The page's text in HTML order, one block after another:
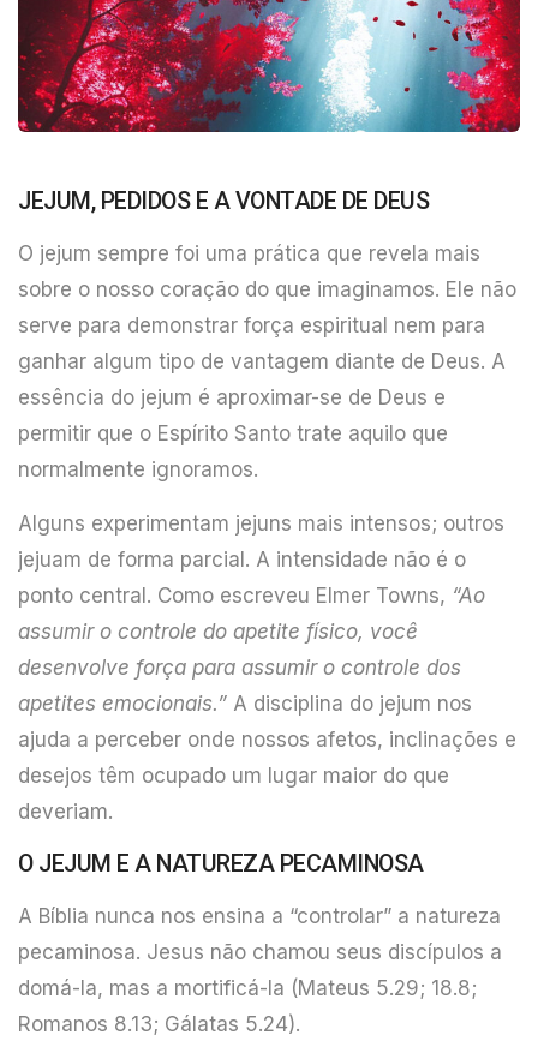
JEJUM, PEDIDOS E A VONTADE DE DEUS
O jejum sempre foi uma prática que revela mais
sobre o nosso coração do que imaginamos. Ele não
serve para demonstrar força espiritual nem para
ganhar algum tipo de vantagem diante de Deus. A
essência do jejum é aproximar-se de Deus e
permitir que o Espírito Santo trate aquilo que
normalmente ignoramos.
Alguns experimentam jejuns mais intensos; outros
jejuam de forma parcial. A intensidade não é o
ponto central. Como escreveu Elmer Towns, “Ao
assumir o controle do apetite físico, você
desenvolve força para assumir o controle dos
apetites emocionais.” A disciplina do jejum nos
ajuda a perceber onde nossos afetos, inclinações e
desejos têm ocupado um lugar maior do que
deveriam.
O JEJUM E A NATUREZA PECAMINOSA
A Bíblia nunca nos ensina a “controlar” a natureza
pecaminosa. Jesus não chamou seus discípulos a
domá-la, mas a mortificá-la (Mateus 5.29; 18.8;
Romanos 8.13; Gálatas 5.24).